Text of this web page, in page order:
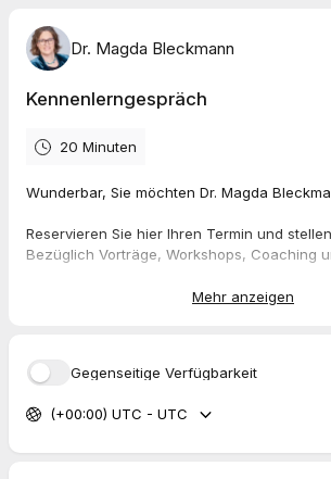
Dr. Magda Bleckmann
Kennenlerngespräch
20 Minuten
Wunderbar, Sie möchten Dr. Magda
Reservieren Sie hier Ihren Termin und
Bezüglich Vorträge, Workshops, Coaching
Sie wollen lieber telefonieren?
Frau Dr. Bleckmann freut sich schon Sie
Der Termin ist verbindlich für Sie reserviert,
Mehr anzeigen
Gegenseitige Verfügbarkeit
(+00:00) UTC - UTC